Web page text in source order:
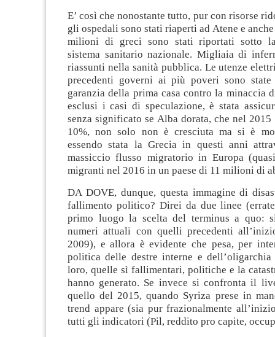
E’ così che nonostante tutto, pur con risorse
gli ospedali sono stati riaperti ad Atene e
milioni di greci sono stati riportati sotto
sistema sanitario nazionale. Migliaia di
riassunti nella sanità pubblica. Le utenze
precedenti governi ai più poveri sono state
garanzia della prima casa contro la minaccia
esclusi i casi di speculazione, è stata
senza significato se Alba dorata, che nel
10%, non solo non è cresciuta ma si è
essendo stata la Grecia in questi anni
massiccio flusso migratorio in Europa
migranti nel 2016 in un paese di 11 milioni di
DA DOVE, dunque, questa immagine di
fallimento politico? Direi da due linee
primo luogo la scelta del terminus a quo:
numeri attuali con quelli precedenti
2009), e allora è evidente che pesa, per
politica delle destre interne e dell’oligarchia
loro, quelle sì fallimentari, politiche e la
hanno generato. Se invece si confronta il
quello del 2015, quando Syriza prese in
trend appare (sia pur frazionalmente
tutti gli indicatori (Pil, reddito pro capite,